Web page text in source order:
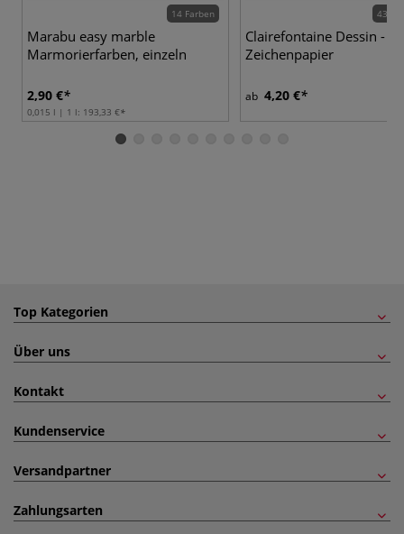
14 Farben
Marabu easy marble
Marmorierfarben, einzeln
2,90 €
0,015 l | 1 l: 193,33 €
43
Clairefontaine Dessin -
Zeichenpapier
ab 4,20 €
Top Kategorien
Über uns
Kontakt
Kundenservice
Versandpartner
Zahlungsarten